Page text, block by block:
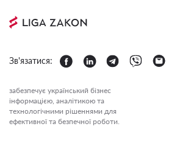
Зв'язатися:
забезпечує український бізнес
інформацією, аналітикою та
технологічними рішеннями для
ефективної та безпечної роботи.